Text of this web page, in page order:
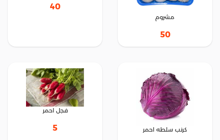
مشروم
50
40
كرنب سلطه احمر
فجل احمر
5